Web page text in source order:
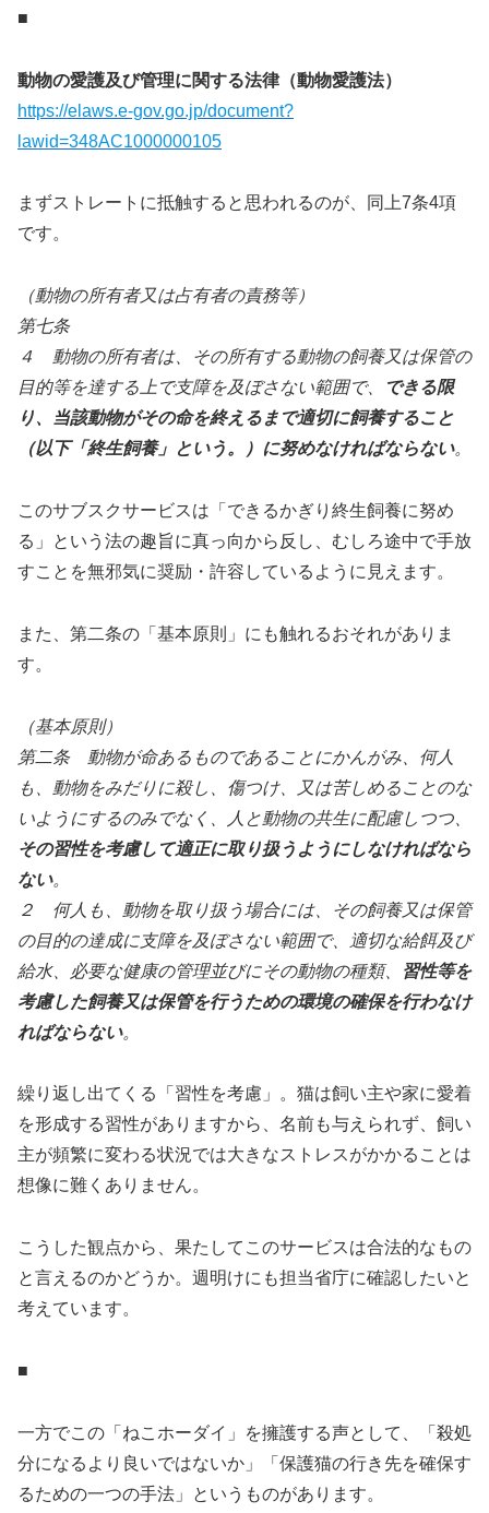
■
動物の愛護及び管理に関する法律（動物愛護法）
https://elaws.e-gov.go.jp/document?
lawid=348AC1000000105
まずストレートに抵触すると思われるのが、同上7条4項
です。
（動物の所有者又は占有者の責務等）
第七条
４ 動物の所有者は、その所有する動物の飼養又は保管の
目的等を達する上で支障を及ぼさない範囲で、
できる限
り、当該動物がその命を終えるまで適切に飼養すること
（以下「終生飼養」という。）に努めなければならない。
このサブスクサービスは「できるかぎり終生飼養に努め
る」という法の趣旨に真っ向から反し、むしろ途中で手放
すことを無邪気に奨励・許容しているように見えます。
また、第二条の「基本原則」にも触れるおそれがありま
す。
（基本原則）
第二条 動物が命あるものであることにかんがみ、何人
も、動物をみだりに殺し、傷つけ、又は苦しめることのな
いようにするのみでなく、人と動物の共生に配慮しつつ、
その習性を考慮して適正に取り扱うようにしなければなら
ない。
２ 何人も、動物を取り扱う場合には、その飼養又は保管
の目的の達成に支障を及ぼさない範囲で、適切な給餌及び
給水、必要な健康の管理並びにその動物の種類、
習性等を
考慮した飼養又は保管を行うための環境の確保を行わなけ
ればならない。
繰り返し出てくる「習性を考慮」。猫は飼い主や家に愛着
を形成する習性がありますから、名前も与えられず、飼い
主が頻繁に変わる状況では大きなストレスがかかることは
想像に難くありません。
こうした観点から、果たしてこのサービスは合法的なもの
と言えるのかどうか。週明けにも担当省庁に確認したいと
考えています。
■
一方でこの「ねこホーダイ」を擁護する声として、「殺処
分になるより良いではないか」「保護猫の行き先を確保す
るための一つの手法」というものがあります。